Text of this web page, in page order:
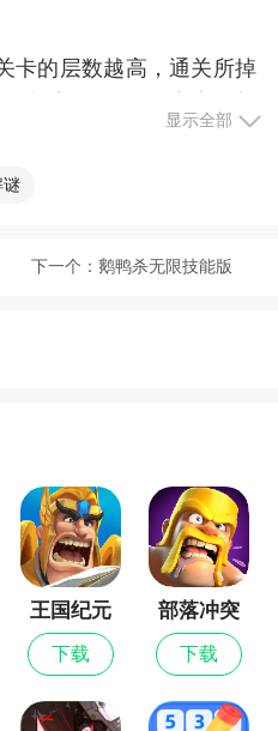
卡的层数越高，通关所掉
的话，也可以直接在阿兔
玩家只需要每天进入游戏
勇者等级达到C级解锁，
开始挖矿。玩家每天可
24000~96000金币。
各大节日推出主题活动，
成相关任务也可领取海
道具也可用来兑换极品武
显示全部
谜
下一个： 鹅鸭杀无限技能版
王国纪元
最新版
下载
部落冲突
下载